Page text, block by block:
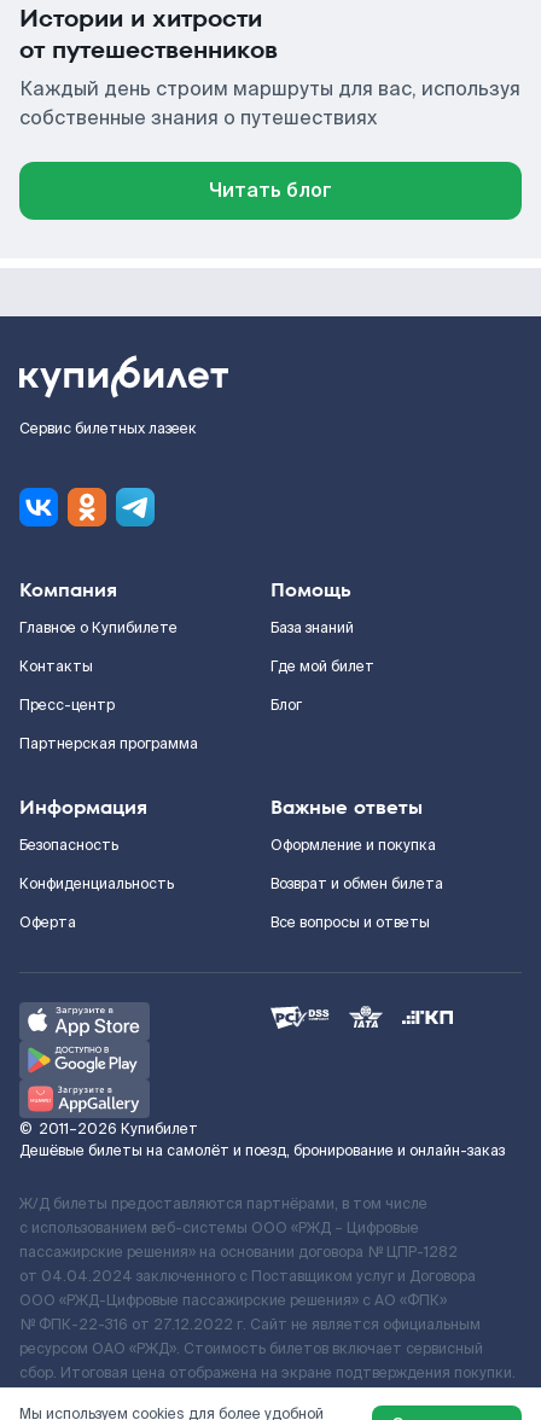
Истории и хитрости
от путешественников
Каждый день строим маршруты для вас, используя
собственные знания о путешествиях
Читать блог
Сервис билетных лазеек
Компания
Главное о Купибилете
Контакты
Пресс-центр
Партнерская программа
Помощь
База знаний
Где мой билет
Блог
Информация
Безопасность
Конфиденциальность
Оферта
Важные ответы
Оформление и покупка
Возврат и обмен билета
Все вопросы и ответы
© 2011–2026 Купибилет
Дешёвые билеты на самолёт и поезд, бронирование и онлайн-заказ
Ж/Д билеты предоставляются партнёрами, в том числе
с использованием веб-системы ООО «РЖД – Цифровые
пассажирские решения» на основании договора № ЦПР-1282
от 04.04.2024 заключенного с Поставщиком услуг и Договора
ООО «РЖД-Цифровые пассажирские решения» c АО «ФПК»
№ ФПК-22-316 от 27.12.2022 г. Сайт не является официальным
ресурсом ОАО «РЖД». Стоимость билетов включает сервисный
сбор. Итоговая цена отображена на экране подтверждения покупки.
Мы используем cookies для более удобной